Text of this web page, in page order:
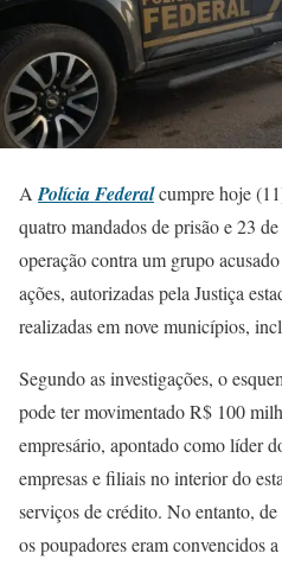
APolícia Federalcumpre hoje
quatro mandados de prisão e 23
operação contra um grupo
ações, autorizadas pela Justiça
realizadas em nove municípios,
Segundo as investigações, o
pode ter movimentado R$ 100
empresário, apontado como líder
empresas e filiais no interior do
serviços de crédito. No entanto,
os poupadores eram convencidos